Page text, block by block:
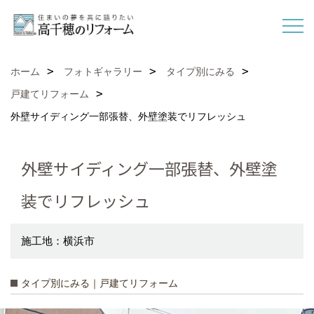
ホーム フォトギャラリー
タイプ別にみる
戸建てリフォーム
外壁サイディング一部張替、外壁塗装でリフレッシュ
外壁サイディング一部張替、外壁塗
装でリフレッシュ
施工地：横浜市
タイプ別にみる｜戸建てリフォーム